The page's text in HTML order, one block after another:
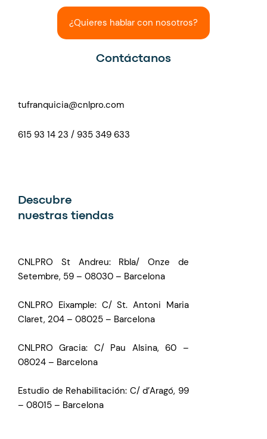
¿Quieres hablar con nosotros?
Contáctanos
tufranquicia@cnlpro.com
615 93 14 23 / 935 349 633
Descubre
nuestras tiendas
CNLPRO St Andreu: Rbla/ Onze de
Setembre, 59 – 08030 – Barcelona
CNLPRO Eixample: C/ St. Antoni Maria
Claret, 204 – 08025 – Barcelona
CNLPRO Gracia: C/ Pau Alsina, 60 –
08024 – Barcelona
Estudio de Rehabilitación: C/ d’Aragó, 99
– 08015 – Barcelona